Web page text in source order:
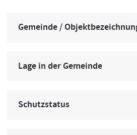
Gemeinde /
Lage in der Gemeinde
Schutzstatus